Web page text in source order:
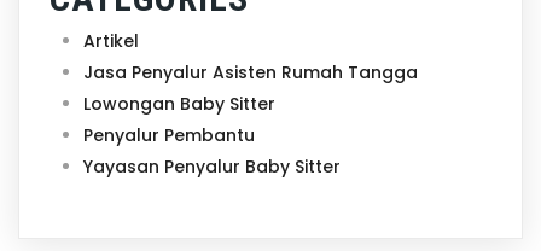
Artikel
Jasa Penyalur Asisten Rumah Tangga
Lowongan Baby Sitter
Penyalur Pembantu
Yayasan Penyalur Baby Sitter